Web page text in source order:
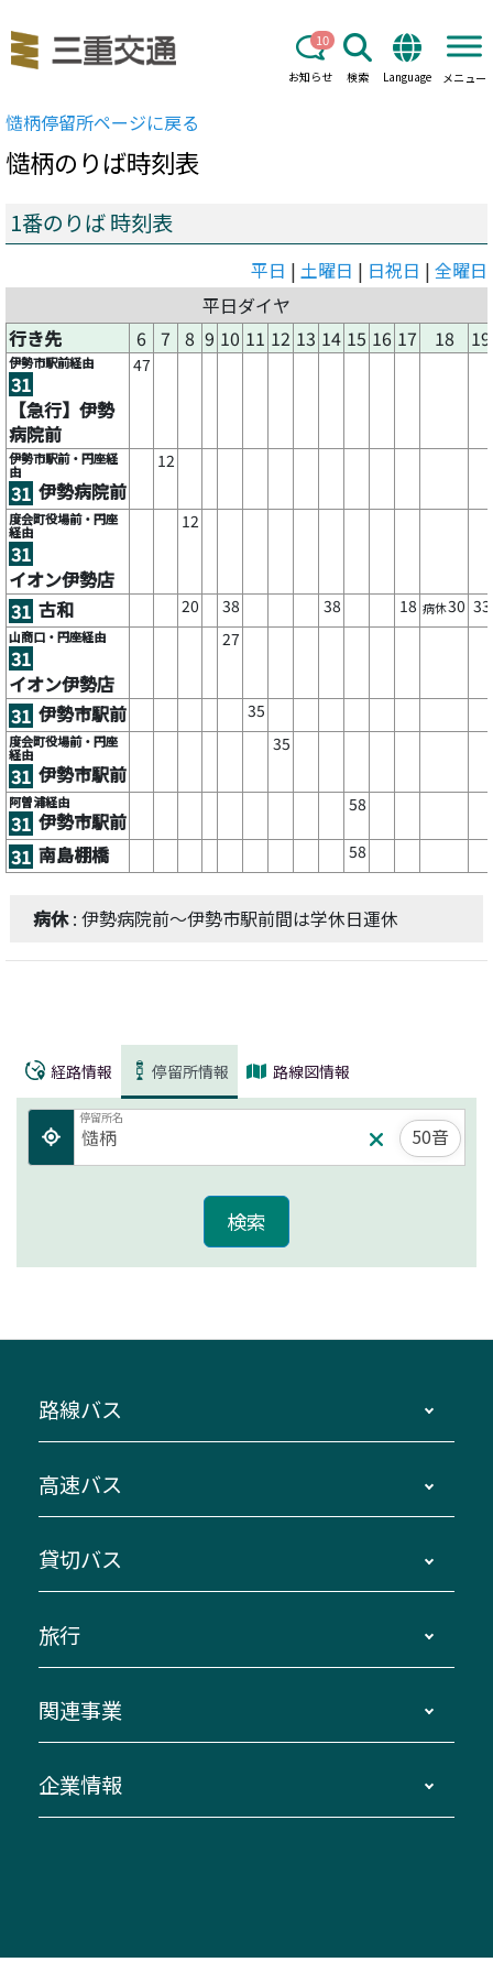
お知らせ
10
検索 Language メニュー
慥柄停留所ページに戻る
慥柄のりば時刻表
1番のりば 時刻表
平日 | 土曜日 | 日祝日 | 全曜日
平日ダイヤ
行き先
6 7 8 9 10 11 12 13 14 15 16 17 18 19
伊勢市駅前経由
31
【急行】伊勢
病院前
47
伊勢市駅前・円座経
由
31 伊勢病院前
12
度会町役場前・円座
経由
31
イオン伊勢店
12
31 古和 20 38 38 18 病休30 33
山商口・円座経由
31
イオン伊勢店
27
31 伊勢市駅前 35
度会町役場前・円座
経由
31 伊勢市駅前
35
阿曽浦経由
31 伊勢市駅前
58
31 南島棚橋 58
病休: 伊勢病院前～伊勢市駅前間は学休日運休
経路情報 停留所情報 路線図情報
停留所名
50音
路線バス
主要停留所案内図・時刻表
路線バスのご利用方法
三重交通接近情報バスロケーションシステム
ダイヤ改正情報
迂回・休止について
臨時バスについて
伊勢二見鳥羽周遊バスCANばす
「みえブルーライン」（三重大学病院直通バ
神都ライナー
高速バス
南紀・VISON～横浜・東京・埼玉
伊賀～名古屋
南紀～VISON～名古屋
湯の山温泉～名古屋
桑名・長島温泉・金城ふ頭駅～中部国際空港
（休止中）
お客様駐車場のご案内
貸切バス
貸切バスのご利用について
お問い合わせ
旅行
貸切バス団体旅行
美し国周遊ばす
関連事業
自家用自動車車両運行管理
企業情報